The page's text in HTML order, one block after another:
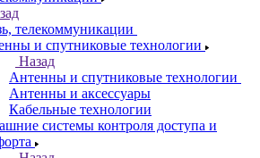
телекоммуникации
и спутниковые технологии
Назад
Антенны и спутниковые технологии
Антенны и аксессуары
Кабельные технологии
системы контроля доступа и